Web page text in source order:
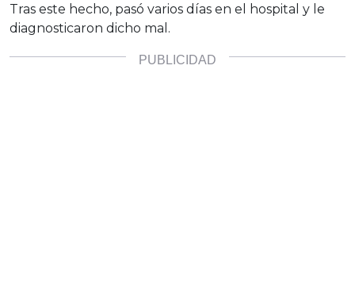
Tras este hecho, pasó varios días en el hospital y le
diagnosticaron dicho mal.